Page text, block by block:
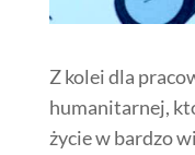
Z kolei dla
humanitarnej,
życie w bardzo